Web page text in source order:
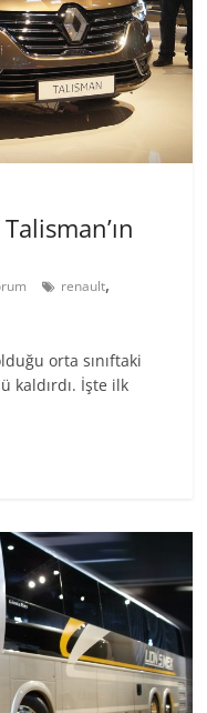
renault,
orta sınıftaki
kaldırdı. İşte ilk